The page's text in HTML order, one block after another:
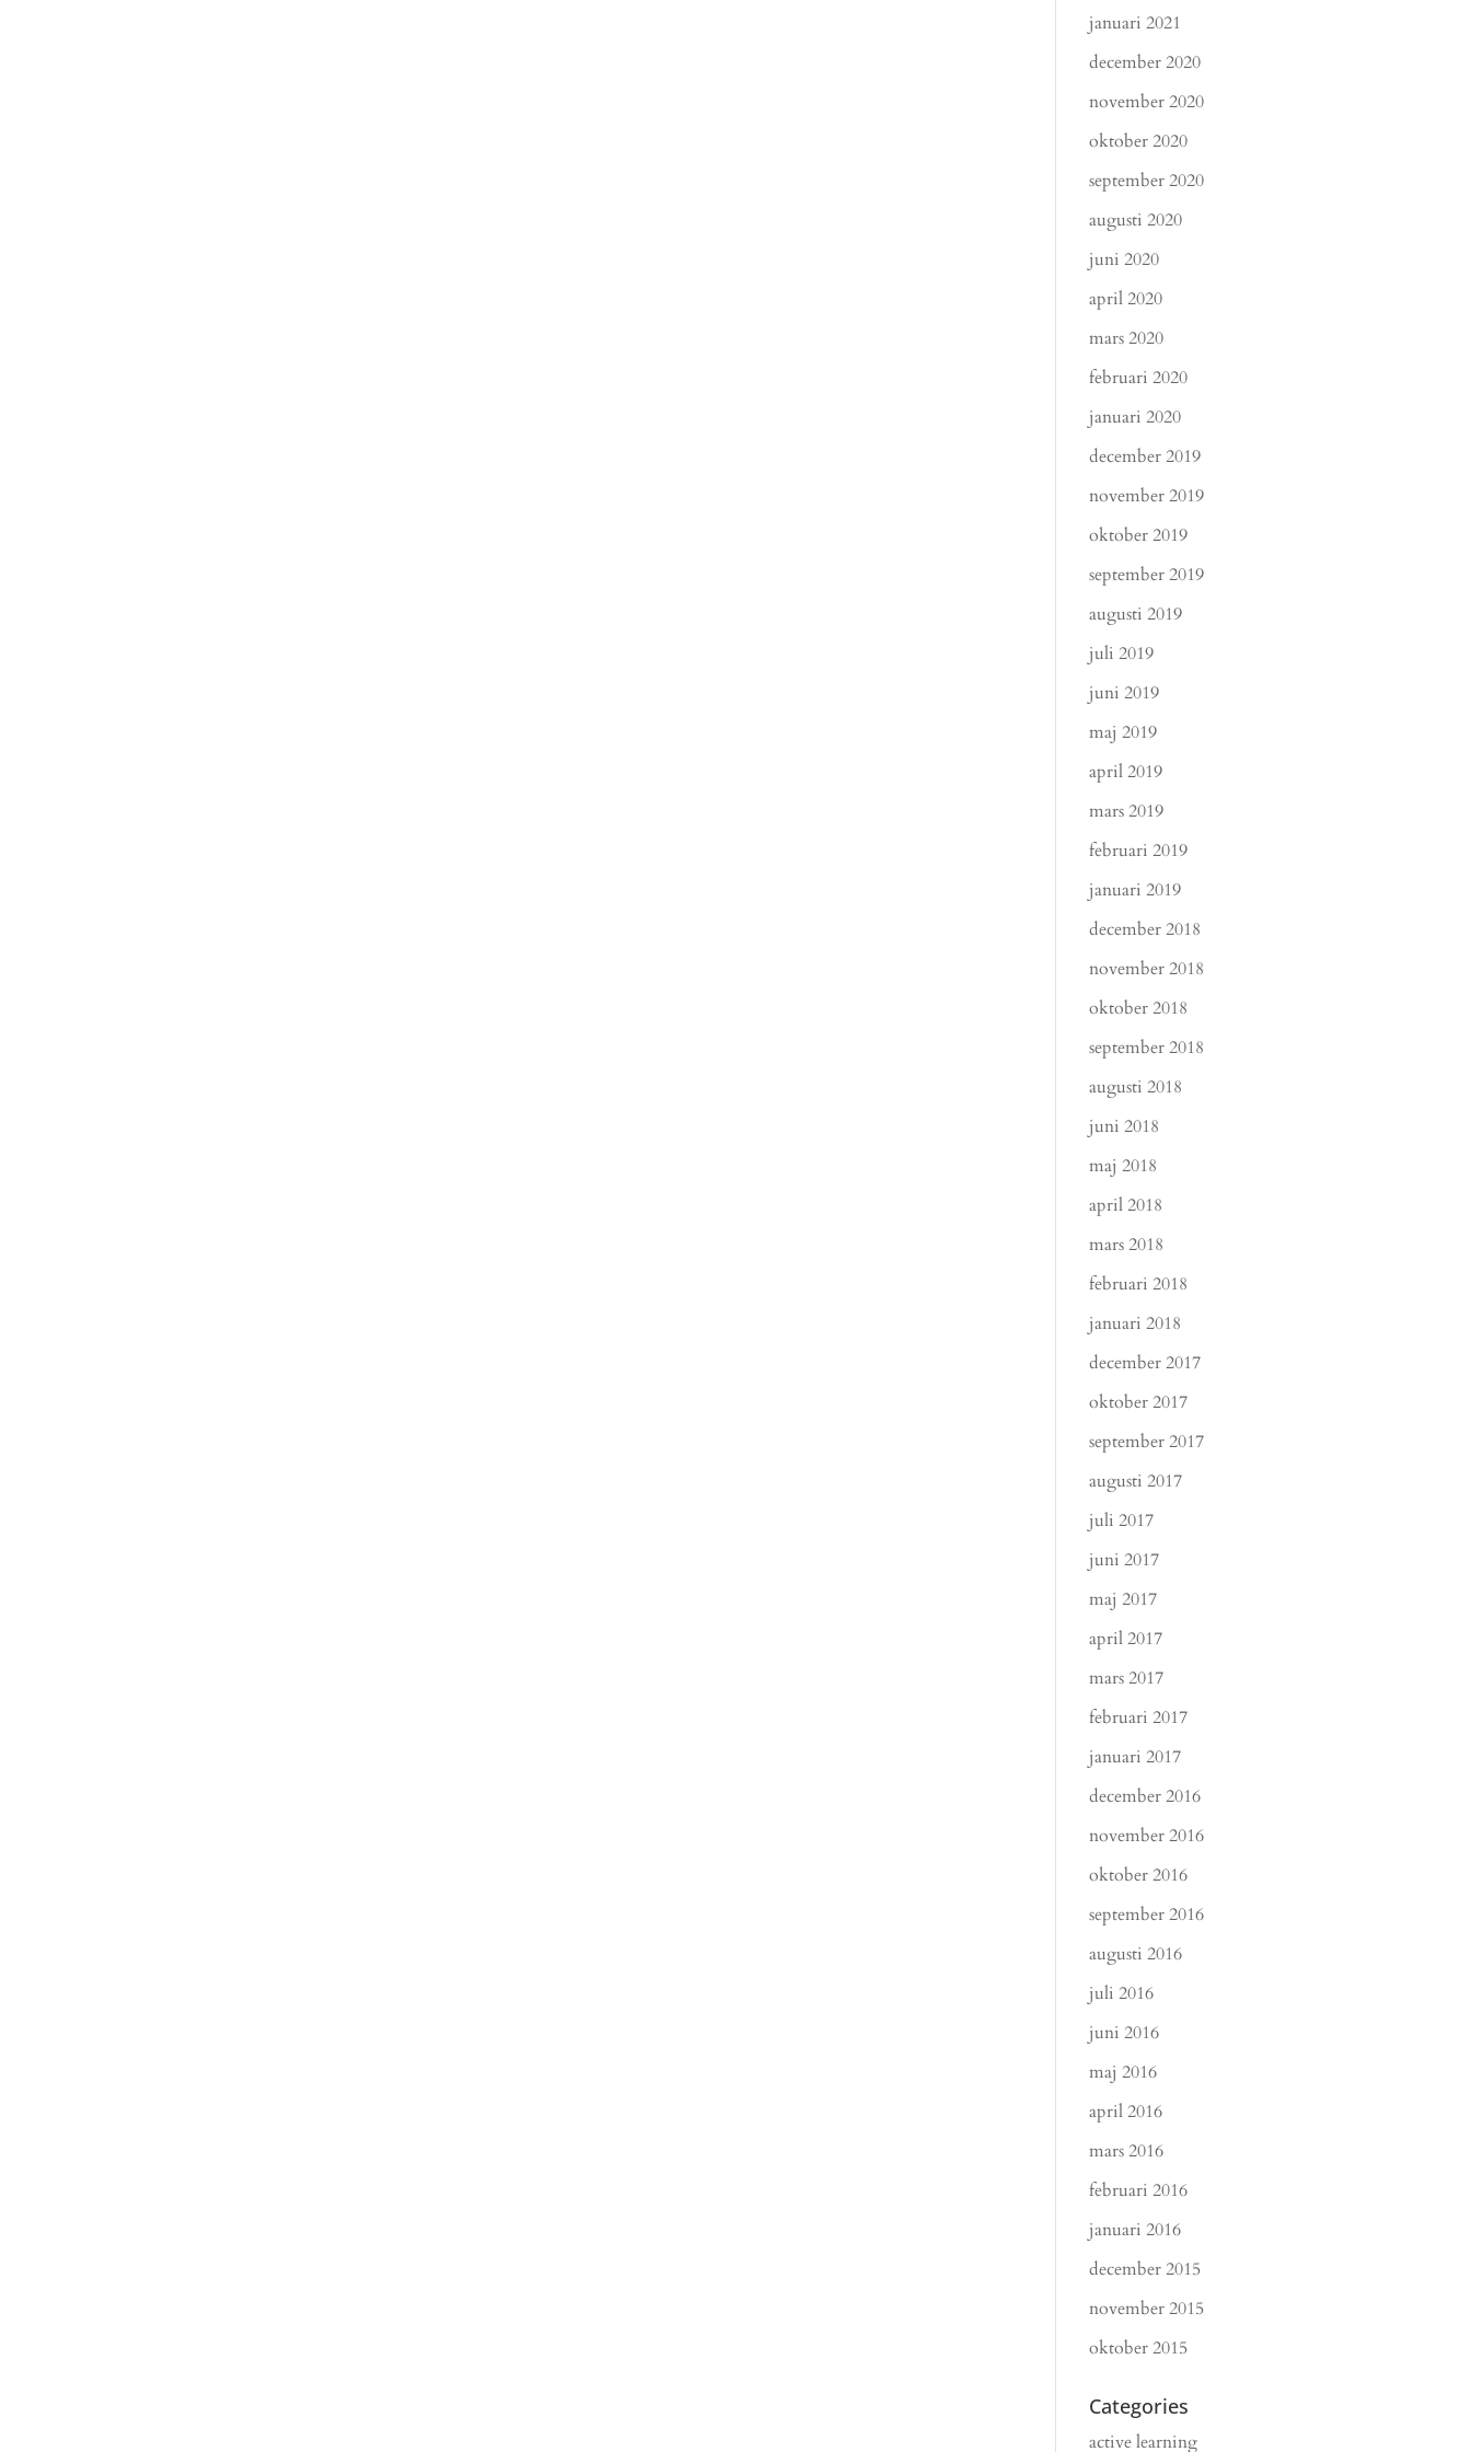
januari 2021
december 2020
november 2020
oktober 2020
september 2020
augusti 2020
juni 2020
april 2020
mars 2020
februari 2020
januari 2020
december 2019
november 2019
oktober 2019
september 2019
augusti 2019
juli 2019
juni 2019
maj 2019
april 2019
mars 2019
februari 2019
januari 2019
december 2018
november 2018
oktober 2018
september 2018
augusti 2018
juni 2018
maj 2018
april 2018
mars 2018
februari 2018
januari 2018
december 2017
oktober 2017
september 2017
augusti 2017
juli 2017
juni 2017
maj 2017
april 2017
mars 2017
februari 2017
januari 2017
december 2016
november 2016
oktober 2016
september 2016
augusti 2016
juli 2016
juni 2016
maj 2016
april 2016
mars 2016
februari 2016
januari 2016
december 2015
november 2015
oktober 2015
Categories
active learning